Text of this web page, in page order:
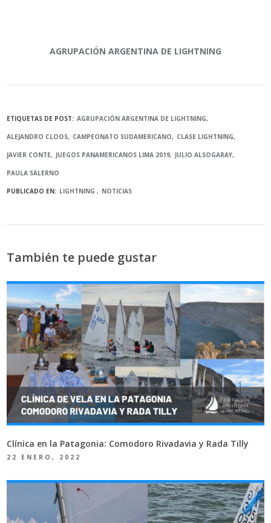
AGRUPACIÓN ARGENTINA DE LIGHTNING
ETIQUETAS DE POST: AGRUPACIÓN ARGENTINA DE LIGHTNING
ALEJANDRO CLOOS CAMPEONATO SUDAMERICANO CLASE LIGHTNING
JAVIER CONTE JUEGOS PANAMERICANOS LIMA 2019 JULIO ALSOGARAY
PAULA SALERNO
PUBLICADO EN: LIGHTNING NOTICIAS
También te puede gustar
Clínica en la Patagonia: Comodoro Rivadavia y Rada Tilly
22 ENERO, 2022